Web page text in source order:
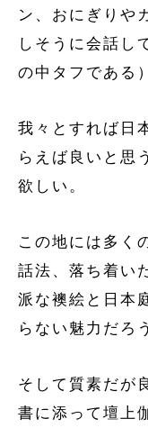
ン、おにぎりや
しそうに会話し
の中タフである
我々とすれば日
らえば良いと思
欲しい。
この地には多く
話法、落ち着い
派な襖絵と日本
らない魅力だろ
そして質素だが
書に添って壇上